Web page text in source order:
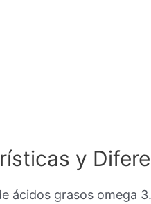
y
ácidos grasos omega 3.